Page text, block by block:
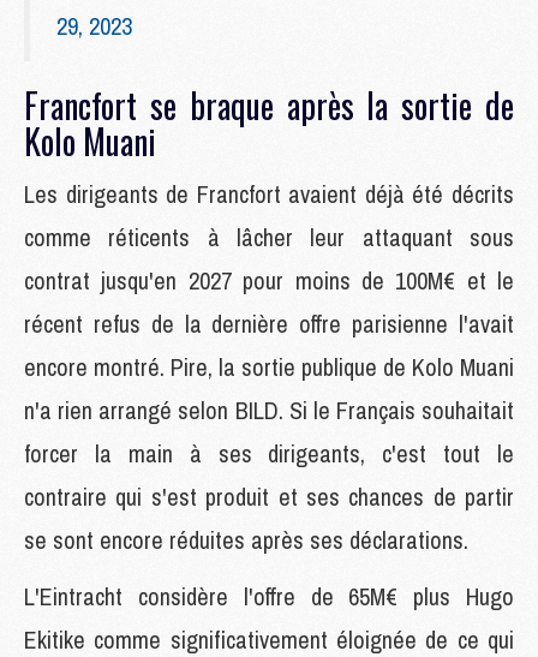
29, 2023
Francfort se braque après la sortie de
Kolo Muani
Les dirigeants de Francfort avaient déjà été décrits
comme réticents à lâcher leur attaquant sous
contrat jusqu'en 2027 pour moins de 100M€ et le
récent refus de la dernière offre parisienne l'avait
encore montré. Pire, la sortie publique de Kolo Muani
n'a rien arrangé selon BILD. Si le Français souhaitait
forcer la main à ses dirigeants, c'est tout le
contraire qui s'est produit et ses chances de partir
se sont encore réduites après ses déclarations.
L'Eintracht considère l'offre de 65M€ plus Hugo
Ekitike comme significativement éloignée de ce qui